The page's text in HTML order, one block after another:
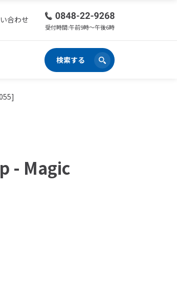
合わせ
受付時間:午前9時〜午後6時
検索する
- Magic